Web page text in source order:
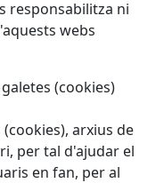
responsabilitza ni
webs
(cookies)
arxius de
per tal d'ajudar el
en fan, per al